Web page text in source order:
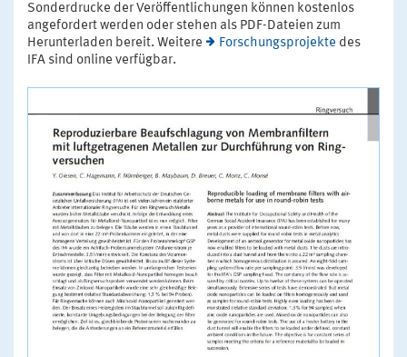
Sonderdrucke der Veröffentlichungen können kostenlos
angefordert werden oder stehen als PDF-Dateien zum
Herunterladen bereit. Weitere
Forschungsprojekte des
IFA sind online verfügbar.